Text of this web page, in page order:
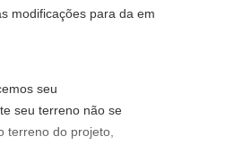
modificações para da em
seu
seu terreno não se
terreno do projeto,